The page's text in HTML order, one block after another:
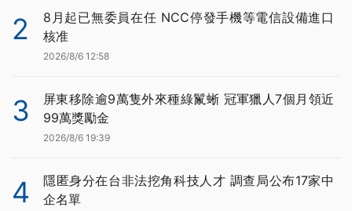
2
8月起已無委員在任 NCC停發手機等電信設備進口
核准
2026/8/6 12:58
3
屏東移除逾9萬隻外來種綠鬣蜥 冠軍獵人7個月領近
99萬獎勵金
2026/8/6 19:39
4
隱匿身分在台非法挖角科技人才 調查局公布17家中
企名單